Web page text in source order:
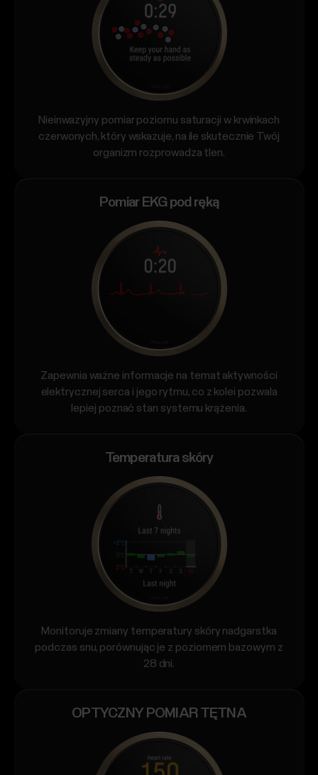
Nieinwazyjny pomiar poziomu saturacji w krwinkach
czerwonych, który wskazuje, na ile skutecznie Twój
organizm rozprowadza tlen.
Pomiar EKG pod ręką
Zapewnia ważne informacje na temat aktywności
elektrycznej serca i jego rytmu, co z kolei pozwala
lepiej poznać stan systemu krążenia.
Temperatura skóry
Monitoruje zmiany temperatury skóry nadgarstka
podczas snu, porównując je z poziomem bazowym z
28 dni.
OPTYCZNY POMIAR TĘTNA